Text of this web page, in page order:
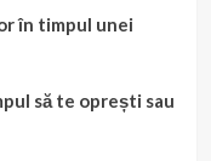
în timpul unei
să te oprești sau